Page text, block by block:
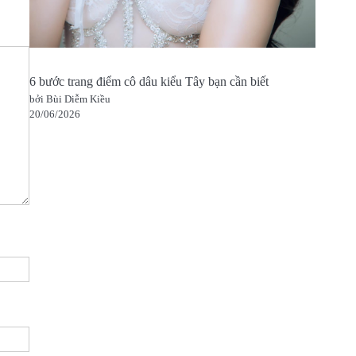
6 bước trang điểm cô dâu kiểu Tây bạn cần biết
bởi Bùi Diễm Kiều
20/06/2026